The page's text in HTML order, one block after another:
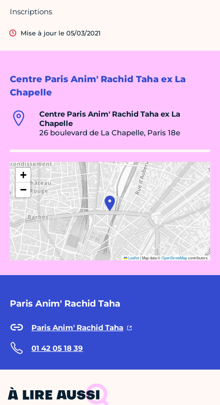
Centre Paris Anim' Rachid Taha ex La
Chapelle
Centre Paris Anim' Rachid Taha ex La
Chapelle
26 boulevard de La Chapelle, Paris 18e
+
−
Leaflet|Map data ©OpenStreetMapcontributors
Paris Anim' Rachid Taha
Paris Anim' Rachid Taha
01 42 05 18 39
Inscriptions
Mise à jour le 05/03/2021
À LIRE AUSSI